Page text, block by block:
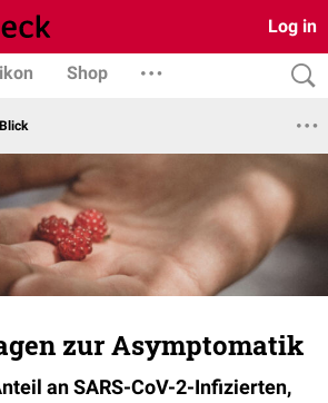
Log in
Shop
zur Asymptomatik
an SARS-CoV-2-Infizierten,